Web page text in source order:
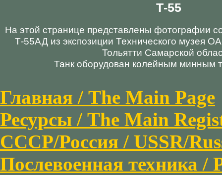
Т-55
На этой странице представлены фотографии
Т-55АД из экспозиции Технического музея
Тольятти Самарской
Танк оборудован колейным минным
Главная / The Main Page
Ресурсы / The Main
СССР/Россия / USSR/
Послевоенная техника /